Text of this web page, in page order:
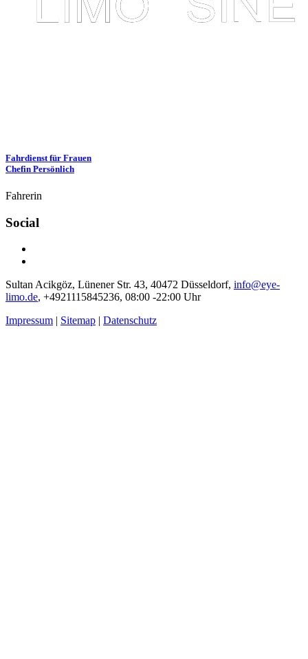
Fahrdienst für Frauen
Chefin Persönlich
Fahrerin
Social
Sultan Acikgöz, Lünener Str. 43, 40472 Düsseldorf, info@eye-
limo.de, +4921115845236, 08:00 -22:00 Uhr
Impressum
Sitemap Datenschutz